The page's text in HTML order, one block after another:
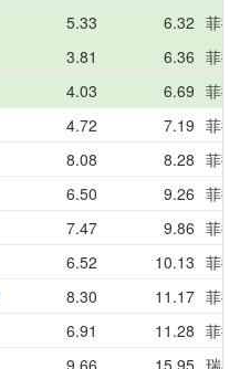
5.33 6.32 菲
3.81 6.36 菲
4.03 6.69 菲
4.72 7.19 菲
8.08 8.28 菲
6.50 9.26 菲
7.47 9.86 菲
6.52 10.13 菲
8.30 11.17 菲
6.91 11.28 菲
9.66 15.95 瑞典